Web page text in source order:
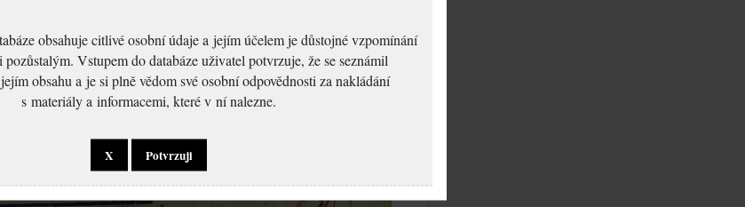
obsahuje citlivé osobní údaje a jejím účelem je důstojné vzpomínání
pozůstalým. Vstupem do databáze uživatel potvrzuje, že se seznámil
obsahu a je si plně vědom své osobní odpovědnosti za nakládání
s materiály a informacemi, které v ní nalezne.
X Potvrzuji